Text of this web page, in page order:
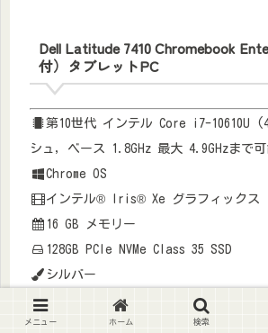
Dell Latitude 7410 Chromebook
付）タブレットPC
第10世代 インテル Core i7-10610U
シュ, ベース 1.8GHz 最大 4.9GHzまで
Chrome OS
インテル® Iris® Xe グラフィックス
16 GB メモリー
128GB PCIe NVMe Class 35 SSD
シルバー
販売価格：
349,839円(税込)
メニュー ホーム 検索